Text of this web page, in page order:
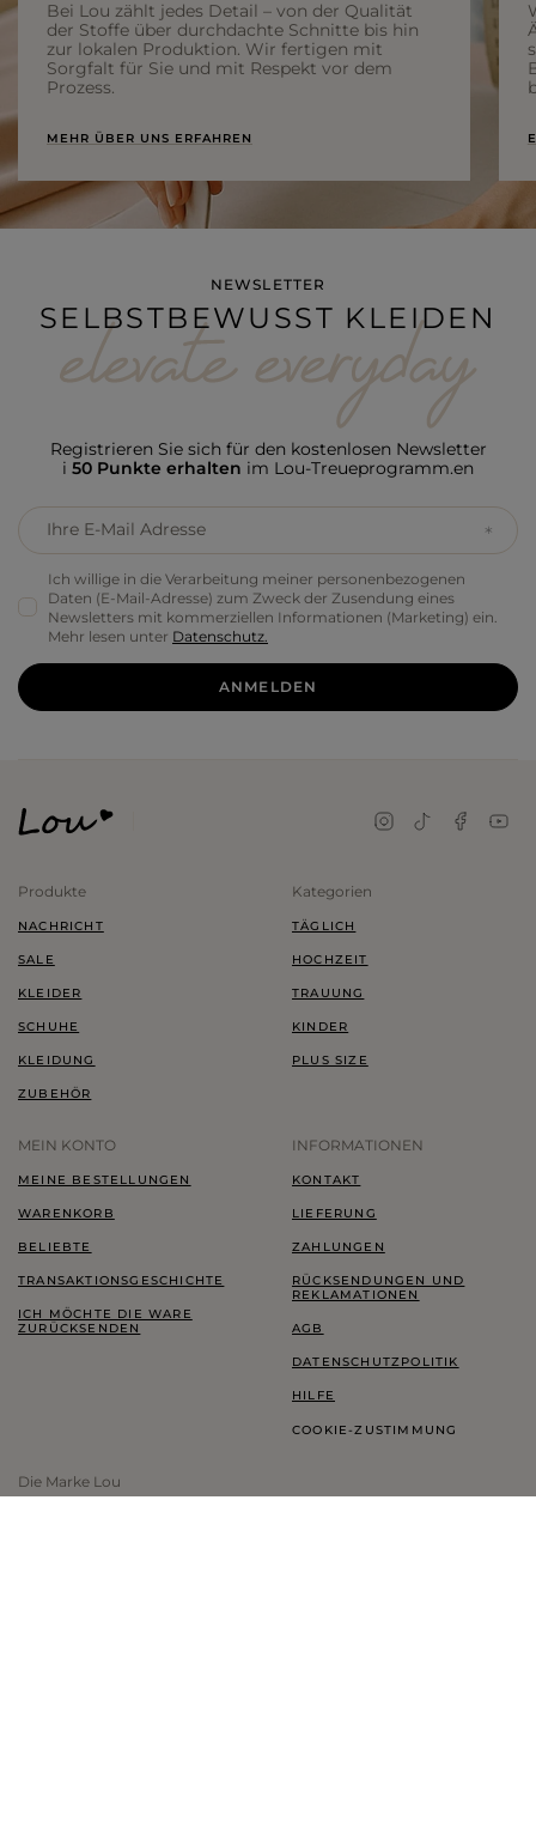
Bei Lou zählt jedes Detail – von der Qualität
der Stoffe über durchdachte Schnitte bis hin
zur lokalen Produktion. Wir fertigen mit
Sorgfalt für Sie und mit Respekt vor dem
Prozess.
MEHR ÜBER UNS ERFAHREN
NEWSLETTER
SELBSTBEWUSST KLEIDEN
Registrieren Sie sich für den kostenlosen Newsletter
i 50 Punkte erhalten im Lou-Treueprogramm.en
Ihre E-Mail Adresse
Ich willige in die Verarbeitung meiner personenbezogenen
Daten (E-Mail-Adresse) zum Zweck der Zusendung eines
Newsletters mit kommerziellen Informationen (Marketing) ein.
Mehr lesen unter Datenschutz.
ANMELDEN
Produkte
NACHRICHT
SALE
KLEIDER
SCHUHE
KLEIDUNG
ZUBEHÖR
Kategorien
TÄGLICH
HOCHZEIT
TRAUUNG
KINDER
PLUS SIZE
MEIN KONTO
MEINE BESTELLUNGEN
WARENKORB
BELIEBTE
TRANSAKTIONSGESCHICHTE
ICH MÖCHTE DIE WARE
ZURÜCKSENDEN
INFORMATIONEN
KONTAKT
LIEFERUNG
ZAHLUNGEN
RÜCKSENDUNGEN UND
REKLAMATIONEN
AGB
DATENSCHUTZPOLITIK
HILFE
COOKIE-ZUSTIMMUNG
Die Marke Lou